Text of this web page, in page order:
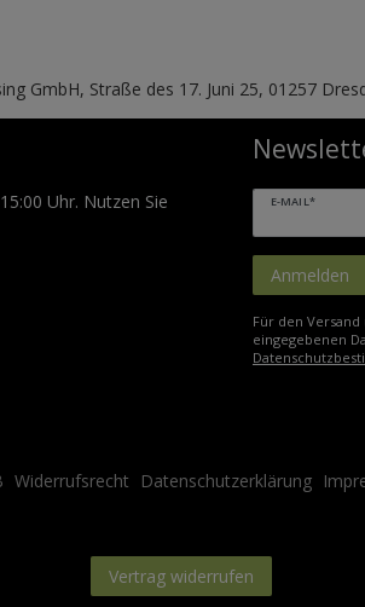
GmbH, Straße des 17. Juni 25, 01257
Uhr. Nutzen Sie
E-MAIL*
Anmelden
Für den
eingegebenen
Widerrufsrecht Datenschutzerklärung
Vertrag widerrufen